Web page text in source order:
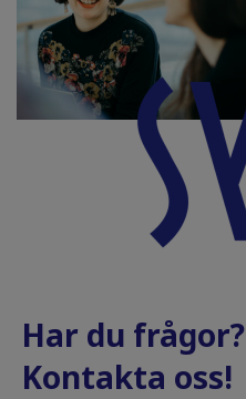
Har du frågor?
Kontakta oss!